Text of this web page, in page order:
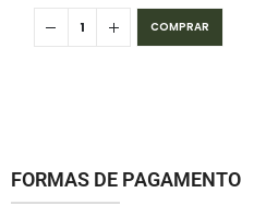
COMPRAR
FORMAS DE PAGAMENTO